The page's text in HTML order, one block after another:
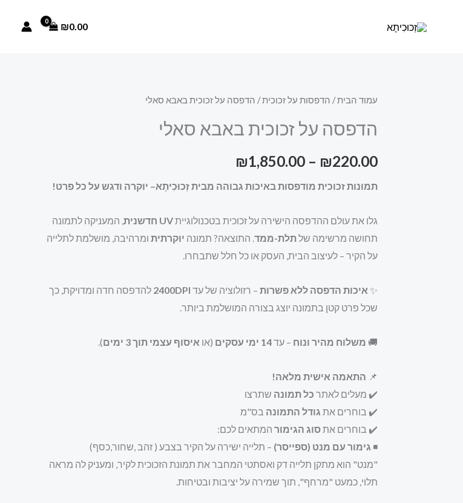
₪0.00
עמוד הבית/ הדפסות על זכוכית/ הדפסה על זכוכית באבא סאלי
הדפסה על זכוכית באבא סאלי
₪220.00
–
₪1,850.00
טווח
מחירים:
עד
תמונות זכוכית מודפסות באיכות גבוהה מבית זְכוּכִיתָא– יוקרה ודגש על כל פרט!
גלו את עולם ההדפסה הישירה על זכוכית בטכנולוגייתUV חדשנית
, המעניקה לתמונה
תחושה מרשימה שלתלת-ממד. התוצאה? תמונה יוקרתית ומרהיבה, מושלמת לתלייה
על הקיר – לעיצוב הבית, העסק או כל חלל שתבחרו.
✨ איכות הדפסה ללא פשרות – רזולוציה של עד 2400DPI להדפסה חדה ומדויקת, כך
שכל פרט קטן בתמונה יוצג בצורה המושלמת ביותר.
🚚 משלוח מהיר ונוח – עד14 ימי עסקים (או איסוף עצמי תוך 3 ימים ).
📌 התאמה אישית מלאה!
✔️ מעלים לאתר כל תמונה שתרצו
✔️ בוחרים את גודל התמונה בס"מ
✔️ בוחרים אתסוג הגימור המתאים לכם:
◾ גימור עם מנט (ספייסר) – תלייה ישירה על הקיר בצבע ( זהב ,שחור,כסף)
"מנט" הוא מתקן תלייה דק ואסתטי המחבר את תמונת הזכוכית לקיר, ומעניק לה מראה
תלוי, כמעט "מרחף", תוך שמירה על יציבות ובטיחות.
כמות
הדפסה
זכוכית
באבא